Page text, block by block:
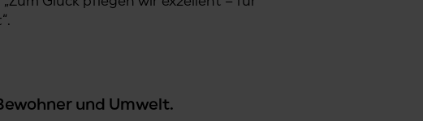
und Umwelt.